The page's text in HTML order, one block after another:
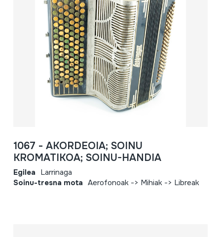
1067 - AKORDEOIA; SOINU
KROMATIKOA; SOINU-HANDIA
Egilea Larrinaga
Soinu-tresna mota Aerofonoak -> Mihiak -> Libreak